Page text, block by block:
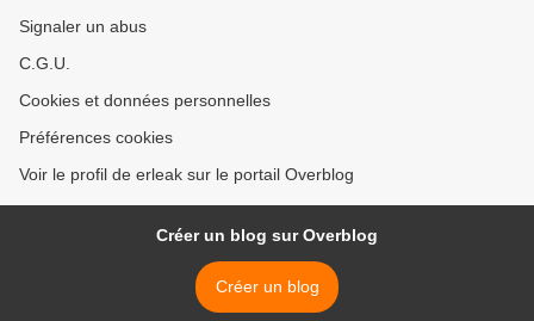
Signaler un abus
C.G.U.
Cookies et données personnelles
Préférences cookies
Voir le profil de erleak sur le portail Overblog
Créer un blog sur Overblog
Créer un blog